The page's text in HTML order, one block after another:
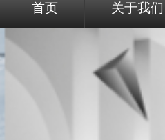
首页 关于我们